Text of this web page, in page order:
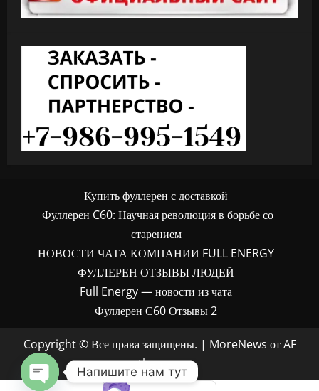
Купить фуллерен с доставкой
Фуллерен C60: Научная революция в борьбе со
старением
НОВОСТИ ЧАТА КОМПАНИИ FULL ENERGY
ФУЛЛЕРЕН ОТЗЫВЫ ЛЮДЕЙ
Full Energy — новости из чата
Фуллерен С60 Отзывы 2
Copyright © Все права защищены. | MoreNews от AF
themes.
Напишите нам тут